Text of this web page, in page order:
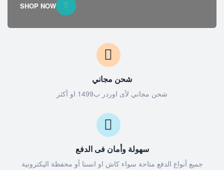
SHOP NOW
شحن مجاني
شحن مجاني لأى اوردر ب1499 او أكثر
سهولة وأمان فى الدفع
جميع أنواع الدفع متاحة سواء كاش او انستا أو محفظة اليكترونية